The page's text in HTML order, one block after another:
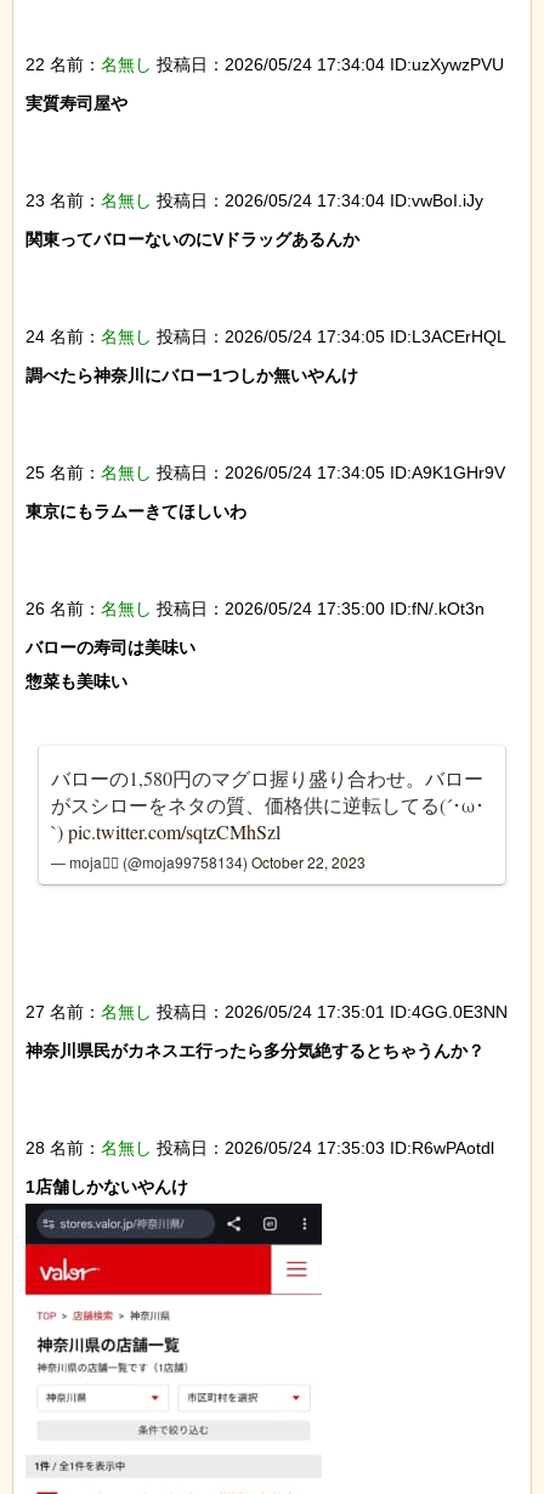
22 名前： 名無し 投稿日：2026/05/24 17:34:04 ID:uzXywzPVU
実質寿司屋や
23 名前： 名無し 投稿日：2026/05/24 17:34:04 ID:vwBoI.iJy
関東ってバローないのにVドラッグあるんか
24 名前： 名無し 投稿日：2026/05/24 17:34:05 ID:L3ACErHQL
調べたら神奈川にバロー1つしか無いやんけ
25 名前： 名無し 投稿日：2026/05/24 17:34:05 ID:A9K1GHr9V
東京にもラムーきてほしいわ
26 名前： 名無し 投稿日：2026/05/24 17:35:00 ID:fN/.kOt3n
バローの寿司は美味い
惣菜も美味い
バローの1,580円のマグロ握り盛り合わせ。バロー
がスシローをネタの質、価格供に逆転してる(´･ω･
`)pic.twitter.com/sqtzCMhSzl
— moja🧚‍♀️ (@moja99758134) October 22, 2023
27 名前： 名無し 投稿日：2026/05/24 17:35:01 ID:4GG.0E3NN
神奈川県民がカネスエ行ったら多分気絶するとちゃうんか？
28 名前： 名無し 投稿日：2026/05/24 17:35:03 ID:R6wPAotdl